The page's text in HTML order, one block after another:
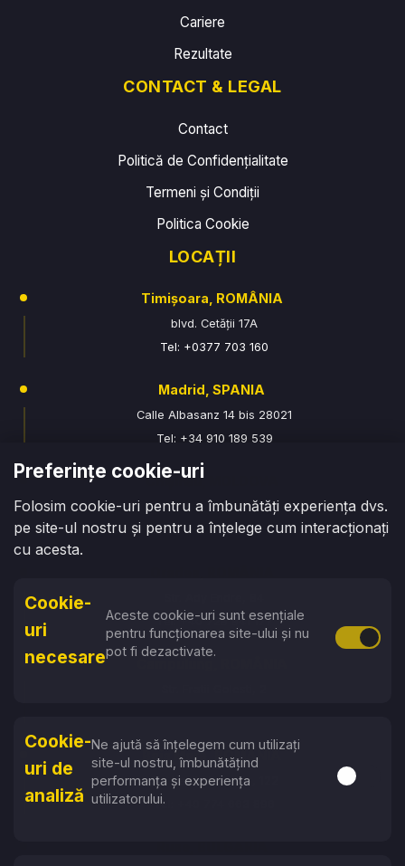
Cariere
Rezultate
CONTACT & LEGAL
Contact
Politică de Confidențialitate
Termeni și Condiții
Politica Cookie
LOCAȚII
Timișoara, ROMÂNIA
blvd. Cetății 17A
Tel: +0377 703 160
Madrid, SPANIA
Calle Albasanz 14 bis 28021
Tel: +34 910 189 539
Chișinău, MOLDOVA
str. Armenească 100
Tel: +373 76 070 315
Tel: +40 729 941 177
Baia Mare, ROMÂNIA
Str. Vasile Lucaciu, 122
Tel: +40 774 663 896
Preferințe cookie-uri
Folosim cookie-uri pentru a îmbunătăți experiența dvs.
pe site-ul nostru și pentru a înțelege cum interacționați
cu acesta.
Cookie-
uri
necesare
Aceste cookie-uri sunt esențiale
pentru funcționarea site-ului și nu
pot fi dezactivate.
Activare
Cookie-
uri de
analiză
Ne ajută să înțelegem cum utilizați
site-ul nostru, îmbunătățind
performanța și experiența
utilizatorului.
Activare